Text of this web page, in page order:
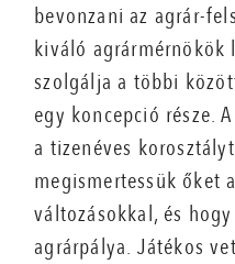
bevonzani az agrár-
kiváló agrármérnökök
szolgálja a többi
egy koncepció része.
a tizenéves
megismertessük őket
változásokkal, és
agrárpálya. Játékos